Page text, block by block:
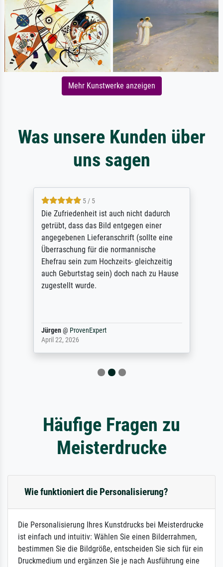
Mehr Kunstwerke anzeigen
Was unsere Kunden über
uns sagen
5 / 5
Die Zufriedenheit ist auch nicht dadurch
getrübt, dass das Bild entgegen einer
angegebenen Lieferanschrift (sollte eine
Überraschung für die normannische
Ehefrau sein zum Hochzeits- gleichzeitig
auch Geburtstag sein) doch nach zu Hause
zugestellt wurde.
Jürgen@ ProvenExpert
April 22, 2026
Häufige Fragen zu
Meisterdrucke
Wie funktioniert die Personalisierung?
Die Personalisierung Ihres Kunstdrucks bei Meisterdrucke
ist einfach und intuitiv: Wählen Sie einen Bilderrahmen,
bestimmen Sie die Bildgröße, entscheiden Sie sich für ein
Druckmedium und ergänzen Sie je nach Ausführung eine